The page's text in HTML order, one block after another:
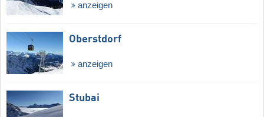
anzeigen
Oberstdorf
anzeigen
Stubai